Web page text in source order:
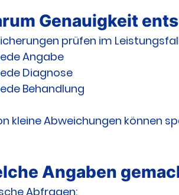
Genauigkeit
prüfen im
Angabe
Diagnose
Behandlung
kleine Abweichungen können
Angaben
Abfragen: